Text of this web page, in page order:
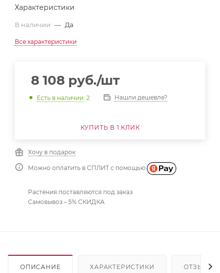
Характеристики
В наличии — Да
Все характеристики
8 108 руб./шт
Есть в наличии: 2 Нашли дешевле?
КУПИТЬ В 1 КЛИК
Хочу в подарок
Можно оплатить в СПЛИТ с помощью
Растения поставляются под заказ
Самовывоз – 5% СКИДКА
ОПИСАНИЕ ХАРАКТЕРИСТИКИ ОТЗЫВЫ